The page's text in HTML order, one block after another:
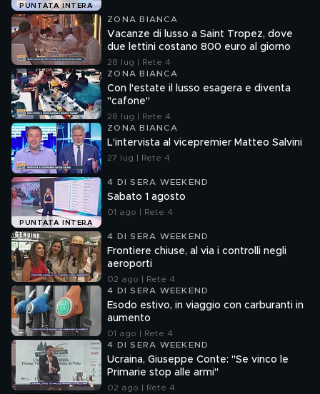
PUNTATA INTERA
ZONA BIANCA
Vacanze di lusso a Saint Tropez, dove
due lettini costano 800 euro al giorno
28 lug | Rete 4
ZONA BIANCA
Con l'estate il lusso esagera e diventa
"cafone"
28 lug | Rete 4
ZONA BIANCA
L'intervista al vicepremier Matteo Salvini
27 lug | Rete 4
PUNTATA INTERA
4 DI SERA WEEKEND
Sabato 1 agosto
01 ago | Rete 4
4 DI SERA WEEKEND
Frontiere chiuse, al via i controlli negli
aeroporti
02 ago | Rete 4
4 DI SERA WEEKEND
Esodo estivo, in viaggio con carburanti in
aumento
01 ago | Rete 4
4 DI SERA WEEKEND
Ucraina, Giuseppe Conte: "Se vinco le
Primarie stop alle armi"
02 ago | Rete 4